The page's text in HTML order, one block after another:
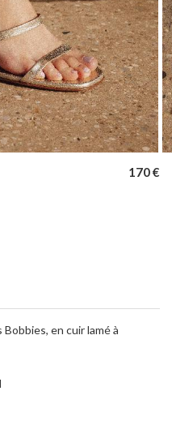
170 €
en cuir lamé à